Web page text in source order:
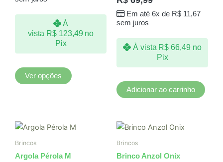
À
vista R$123,49 no
Pix
Ver opções
podem
escolhidas
do
Em até 6x de R$11,67
sem juros
À vista R$ 66,49 no
Pix
Adicionar ao carrinho
Brincos
Argola Pérola M
Brincos
Brinco Anzol Onix